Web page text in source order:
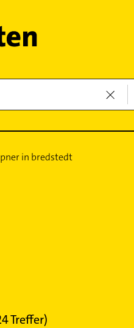
Treffer)